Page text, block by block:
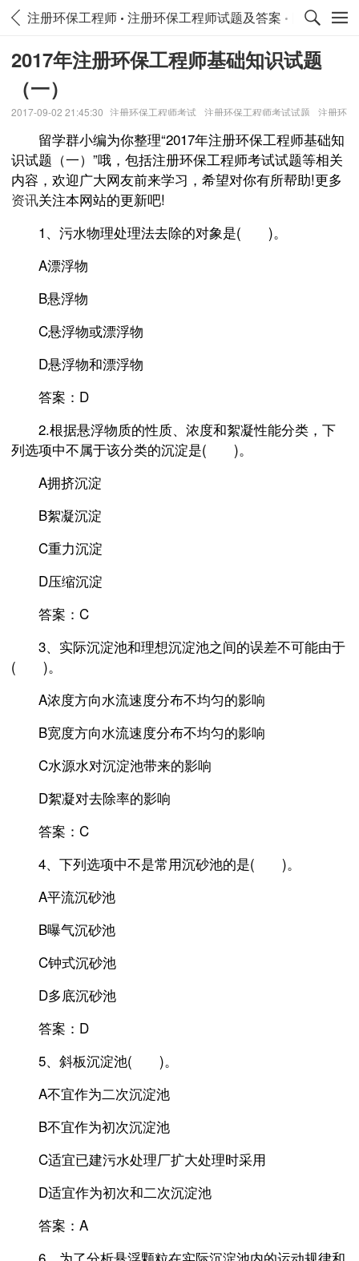
注册环保工程师 注册环保工程师试题及答案 陕西注册
2017年注册环保工程师基础知识试题
（一）
2017-09-02 21:45:30 注册环保工程师考试 注册环保工程师考试试题
注册环
留学群小编为你整理“2017年注册环保工程师基础知
识试题（一）”哦，包括注册环保工程师考试试题等相关
内容，欢迎广大网友前来学习，希望对你有所帮助!更多
资讯关注本网站的更新吧!
1、污水物理处理法去除的对象是( )。
A漂浮物
B悬浮物
C悬浮物或漂浮物
D悬浮物和漂浮物
答案：D
2.根据悬浮物质的性质、浓度和絮凝性能分类，下
列选项中不属于该分类的沉淀是( )。
A拥挤沉淀
B絮凝沉淀
C重力沉淀
D压缩沉淀
答案：C
3、实际沉淀池和理想沉淀池之间的误差不可能由于
( )。
A浓度方向水流速度分布不均匀的影响
B宽度方向水流速度分布不均匀的影响
C水源水对沉淀池带来的影响
D絮凝对去除率的影响
答案：C
4、下列选项中不是常用沉砂池的是( )。
A平流沉砂池
B曝气沉砂池
C钟式沉砂池
D多底沉砂池
答案：D
5、斜板沉淀池( )。
A不宜作为二次沉淀池
B不宜作为初次沉淀池
C适宜已建污水处理厂扩大处理时采用
D适宜作为初次和二次沉淀池
答案：A